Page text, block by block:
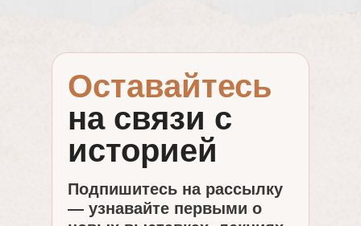
Подпишитесь на рассылку
— узнавайте первыми о
Оставайтесь
на связи с
историей